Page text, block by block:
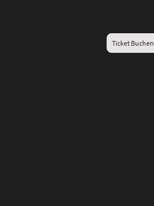
Ticket Buchen